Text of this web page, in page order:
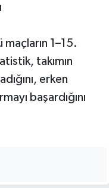
1–15.
takımın
erken
başardığını